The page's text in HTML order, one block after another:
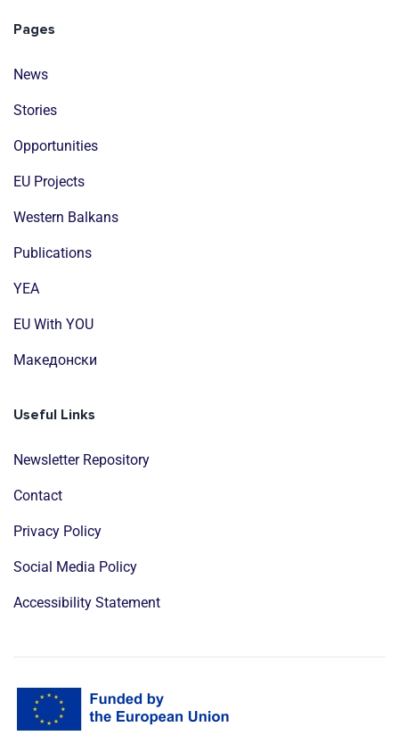
Pages
News
Stories
Opportunities
EU Projects
Western Balkans
Publications
YEA
EU With YOU
Mакедонски
Useful Links
Newsletter Repository
Contact
Privacy Policy
Social Media Policy
Accessibility Statement